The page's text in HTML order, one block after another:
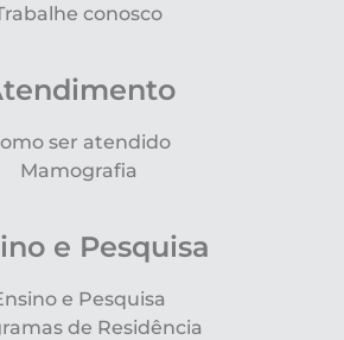
conosco
ser atendido
Mamografia
e Pesquisa
e Pesquisa
de Residência